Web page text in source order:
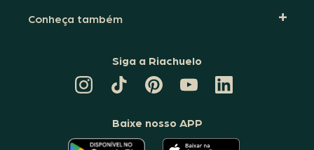
Conheça também
Siga a Riachuelo
TIKTOK
DA
PINTEREST
DA
CANAL
DA
RIACHUELO
LINKEDIN
DA
Baixe nosso APP
O O